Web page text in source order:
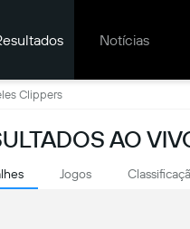
Notícias
Clippers
AO
Jogos